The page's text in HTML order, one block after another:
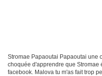
Stromae Papaoutai Papaoutai une
choquée d'apprendre que Stromae
facebook. Malova tu m'as fait trop